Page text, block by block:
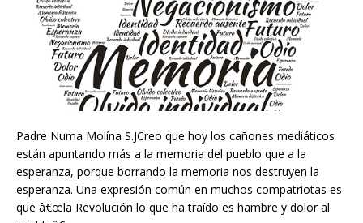
Padre Numa Molína S.JCreo que hoy los cañones mediáticos
están apuntando más a la memoria del pueblo que a la
esperanza, porque borrando la memoria nos destruyen la
esperanza. Una expresión común en muchos compatriotas es
que â€œla Revolución lo que ha traído es hambre y dolor al